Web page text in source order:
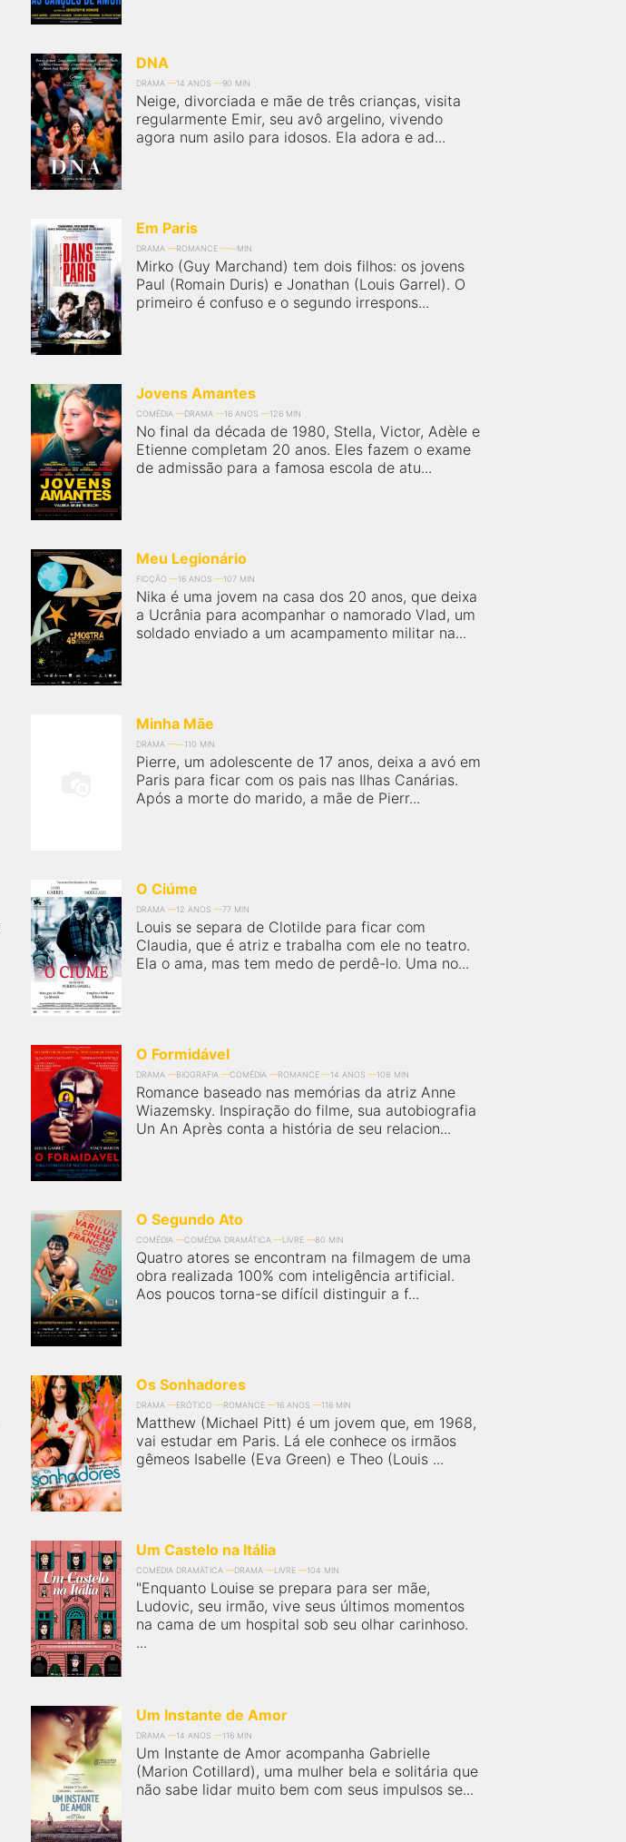
DNA
DRAMA 14 ANOS 90 MIN
Neige, divorciada e mãe de três crianças, visita
regularmente Emir, seu avô argelino, vivendo
agora num asilo para idosos. Ela adora e ad...
Em Paris
DRAMA ROMANCE MIN
Mirko (Guy Marchand) tem dois filhos: os jovens
Paul (Romain Duris) e Jonathan (Louis Garrel). O
primeiro é confuso e o segundo irrespons...
Jovens Amantes
COMÉDIA DRAMA 16 ANOS 126 MIN
No final da década de 1980, Stella, Victor, Adèle e
Etienne completam 20 anos. Eles fazem o exame
de admissão para a famosa escola de atu...
Meu Legionário
FICÇÃO 16 ANOS 107 MIN
Nika é uma jovem na casa dos 20 anos, que deixa
a Ucrânia para acompanhar o namorado Vlad, um
soldado enviado a um acampamento militar na...
Minha Mãe
DRAMA 110 MIN
Pierre, um adolescente de 17 anos, deixa a avó em
Paris para ficar com os pais nas Ilhas Canárias.
Após a morte do marido, a mãe de Pierr...
O Ciúme
DRAMA 12 ANOS 77 MIN
Louis se separa de Clotilde para ficar com
Claudia, que é atriz e trabalha com ele no teatro.
Ela o ama, mas tem medo de perdê-lo. Uma no...
O Formidável
DRAMA BIOGRAFIA COMÉDIA ROMANCE 14 ANOS 108 MIN
Romance baseado nas memórias da atriz Anne
Wiazemsky. Inspiração do filme, sua autobiografia
Un An Après conta a história de seu relacion...
O Segundo Ato
COMÉDIA COMÉDIA DRAMÁTICA LIVRE 80 MIN
Quatro atores se encontram na filmagem de uma
obra realizada 100% com inteligência artificial.
Aos poucos torna-se difícil distinguir a f...
Os Sonhadores
DRAMA ERÓTICO ROMANCE 16 ANOS 116 MIN
Matthew (Michael Pitt) é um jovem que, em 1968,
vai estudar em Paris. Lá ele conhece os irmãos
gêmeos Isabelle (Eva Green) e Theo (Louis ...
Um Castelo na Itália
COMÉDIA DRAMÁTICA DRAMA LIVRE 104 MIN
"Enquanto Louise se prepara para ser mãe,
Ludovic, seu irmão, vive seus últimos momentos
na cama de um hospital sob seu olhar carinhoso.
...
Um Instante de Amor
DRAMA 14 ANOS 116 MIN
Um Instante de Amor acompanha Gabrielle
(Marion Cotillard), uma mulher bela e solitária que
não sabe lidar muito bem com seus impulsos se...